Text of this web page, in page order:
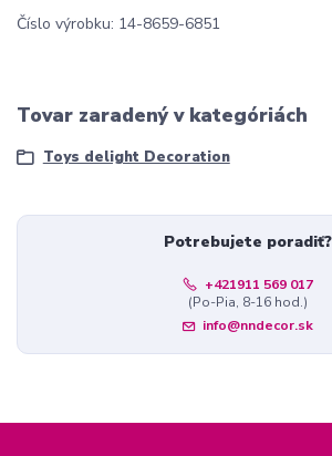
Číslo výrobku: 14-8659-6851
Tovar zaradený v kategóriách
Toys delight Decoration
Potrebujete poradiť?
+421911 569 017
(Po-Pia, 8-16 hod.)
info@nndecor.sk